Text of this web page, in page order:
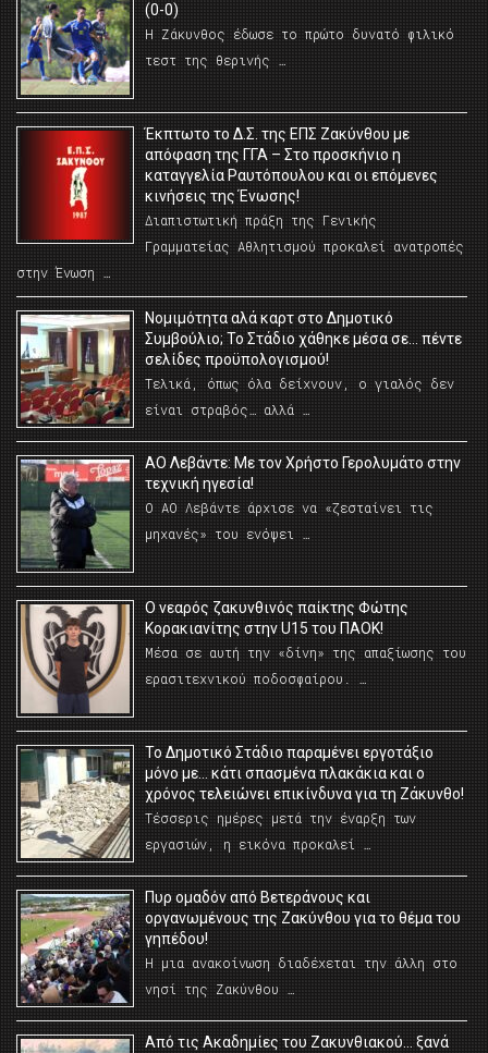
(0-0)
Η Ζάκυνθος έδωσε το πρώτο δυνατό φιλικό
τεστ της θερινής …
Έκπτωτο το Δ.Σ. της ΕΠΣ Ζακύνθου με
απόφαση της ΓΓΑ – Στο προσκήνιο η
καταγγελία Ραυτόπουλου και οι επόμενες
κινήσεις της Ένωσης!
Διαπιστωτική πράξη της Γενικής
Γραμματείας Αθλητισμού προκαλεί ανατροπές
στην Ένωση …
Νομιμότητα αλά καρτ στο Δημοτικό
Συμβούλιο; Το Στάδιο χάθηκε μέσα σε… πέντε
σελίδες προϋπολογισμού!
Τελικά, όπως όλα δείχνουν, ο γιαλός δεν
είναι στραβός… αλλά …
ΑΟ Λεβάντε: Με τον Χρήστο Γερολυμάτο στην
τεχνική ηγεσία!
Ο ΑΟ Λεβάντε άρχισε να «ζεσταίνει τις
μηχανές» του ενόψει …
O νεαρός ζακυνθινός παίκτης Φώτης
Κορακιανίτης στην U15 του ΠΑΟΚ!
Μέσα σε αυτή την «δίνη» της απαξίωσης του
ερασιτεχνικού ποδοσφαίρου. …
Το Δημοτικό Στάδιο παραμένει εργοτάξιο
μόνο με… κάτι σπασμένα πλακάκια και ο
χρόνος τελειώνει επικίνδυνα για τη Ζάκυνθο!
Τέσσερις ημέρες μετά την έναρξη των
εργασιών, η εικόνα προκαλεί …
Πυρ ομαδόν από Βετεράνους και
οργανωμένους της Ζακύνθου για το θέμα του
γηπέδου!
Η μια ανακοίνωση διαδέχεται την άλλη στο
νησί της Ζακύνθου …
Από τις Ακαδημίες του Ζακυνθιακού… ξανά